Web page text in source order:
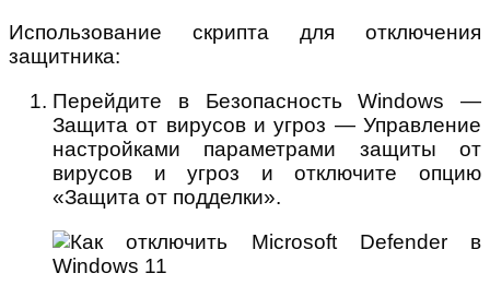
Использование скрипта для отключения
защитника:
Перейдите в Безопасность Windows —
Защита от вирусов и угроз — Управление
настройками параметрами защиты от
вирусов и угроз и отключите опцию
«Защита от подделки».